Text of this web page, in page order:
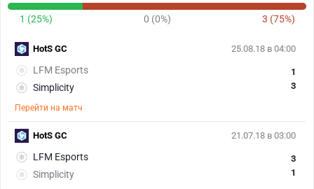
1 (25%) 0 (0%) 3 (75%)
25.08.18 в 04:00
LFM Esports
Simplicity
1
3
Перейти на матч
HotS GC
21.07.18 в 03:00
LFM Esports
Simplicity
3
1
HotS GC